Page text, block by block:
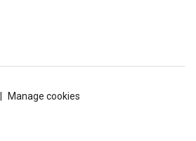
Manage cookies